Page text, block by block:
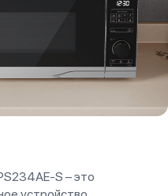
S – это